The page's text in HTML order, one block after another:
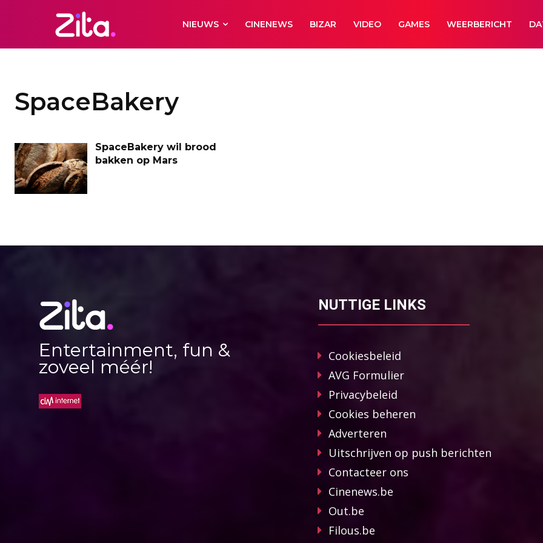
NIEUWS CINENEWS BIZAR VIDEO GAMES WEERBERICHT
SpaceBakery
SpaceBakery wil brood
bakken op Mars
Entertainment, fun &
zoveel méér!
NUTTIGE LINKS
Cookiesbeleid
AVG Formulier
Privacybeleid
Cookies beheren
Adverteren
Uitschrijven op push berichten
Contacteer ons
Cinenews.be
Out.be
Filous.be